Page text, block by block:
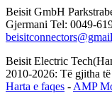
Beisit GmbH
Gjermani Tel: 0049-
Beisit Electric
2010-2026: Të gjitha
Harta e faqes - AMP